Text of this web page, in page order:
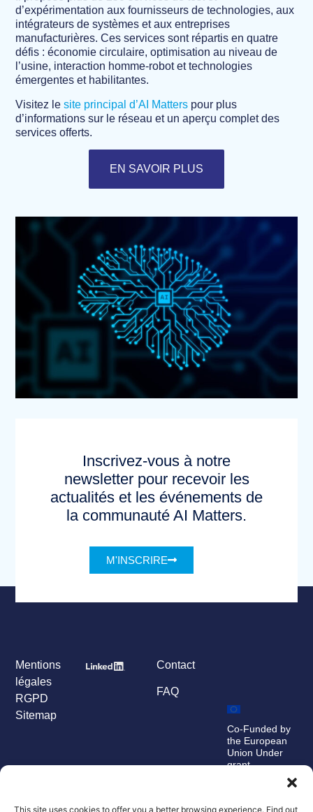
This site uses cookies to offer you a better browsing experience. Find out
d’expérimentation aux fournisseurs de technologies, aux
intégrateurs de systèmes et aux entreprises
manufacturières. Ces services sont répartis en quatre
défis : économie circulaire, optimisation au niveau de
l’usine, interaction homme-robot et technologies
émergentes et habilitantes.
Visitez lesite principal d’AI Matters pour plus
d’informations sur le réseau et un aperçu complet des
services offerts.
EN SAVOIR PLUS
Inscrivez-vous à notre
newsletter pour recevoir les
actualités et les événements de
la communauté AI Matters.
M'INSCRIRE
Contact
FAQ
Mentions
légales
RGPD
Sitemap
Co-Funded by
the European
Union Under
grant